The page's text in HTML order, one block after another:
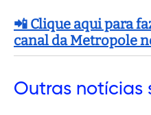
📲 Clique aqui para
canal da Metropole
Outras notícias